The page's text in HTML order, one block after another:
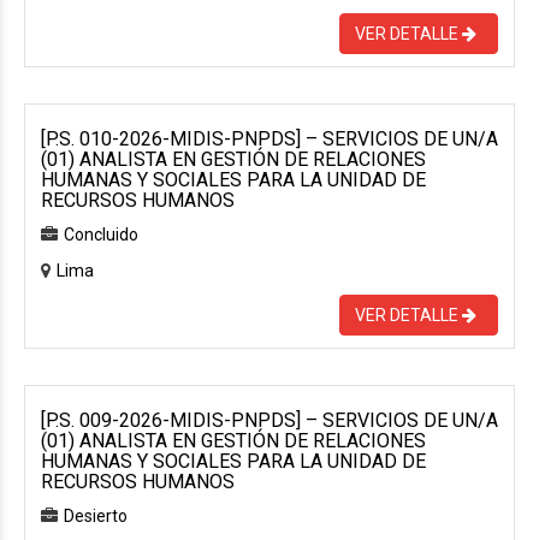
VER DETALLE
[P.S. 010-2026-MIDIS-PNPDS] – SERVICIOS DE UN/A
(01) ANALISTA EN GESTIÓN DE RELACIONES
HUMANAS Y SOCIALES PARA LA UNIDAD DE
RECURSOS HUMANOS
Concluido
Lima
VER DETALLE
[P.S. 009-2026-MIDIS-PNPDS] – SERVICIOS DE UN/A
(01) ANALISTA EN GESTIÓN DE RELACIONES
HUMANAS Y SOCIALES PARA LA UNIDAD DE
RECURSOS HUMANOS
Desierto